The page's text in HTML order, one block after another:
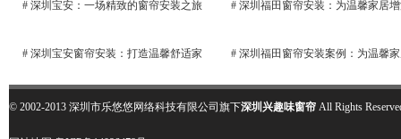
# 深圳宝安：一场精致的窗帘安装之旅 # 深圳福田窗帘安装：为温馨家居
# 深圳宝安窗帘安装：打造温馨舒适家 # 深圳福田窗帘安装案例：为温馨
© 2002-2013 深圳市乐悠悠网络科技有限公司旗下深圳兴趣味窗帘 All Rights